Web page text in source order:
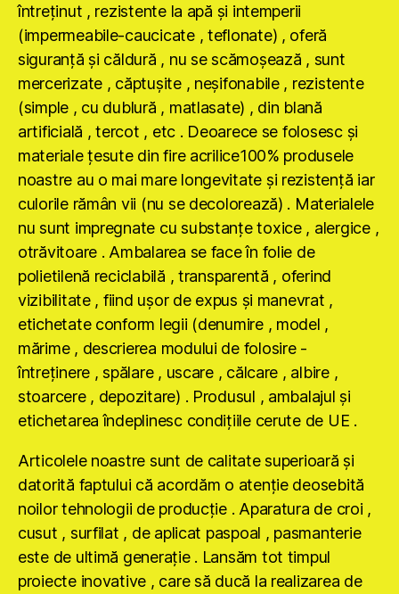
întreţinut , rezistente la apă şi intemperii
(impermeabile-caucicate , teflonate) , oferă
siguranţă şi căldură , nu se scămoşează , sunt
mercerizate , căptuşite , neşifonabile , rezistente
(simple , cu dublură , matlasate) , din blană
artificială , tercot , etc . Deoarece se folosesc şi
materiale ţesute din fire acrilice100% produsele
noastre au o mai mare longevitate şi rezistenţă iar
culorile rămân vii (nu se decolorează) . Materialele
nu sunt impregnate cu substanţe toxice , alergice ,
otrăvitoare . Ambalarea se face în folie de
polietilenă reciclabilă , transparentă , oferind
vizibilitate , fiind uşor de expus şi manevrat ,
etichetate conform legii (denumire , model ,
mărime , descrierea modului de folosire -
întreţinere , spălare , uscare , călcare , albire ,
stoarcere , depozitare) . Produsul , ambalajul şi
etichetarea îndeplinesc condiţiile cerute de UE .
Articolele noastre sunt de calitate superioară şi
datorită faptului că acordăm o atenţie deosebită
noilor tehnologii de producţie . Aparatura de croi ,
cusut , surfilat , de aplicat paspoal , pasmanterie
este de ultimă generaţie . Lansăm tot timpul
proiecte inovative , care să ducă la realizarea de